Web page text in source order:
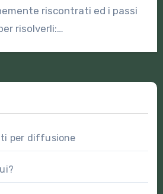
riscontrati ed i passi
risolverli:…
per diffusione